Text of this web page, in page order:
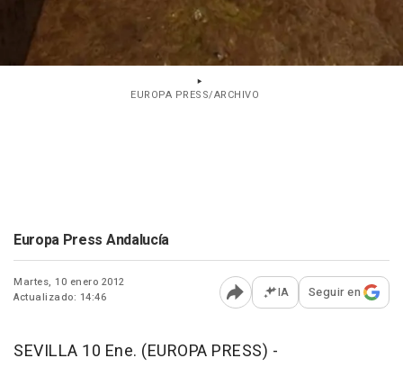
EUROPA PRESS/ARCHIVO
Europa Press Andalucía
Martes, 10 enero 2012
Actualizado: 14:46
Abrir opciones para
IA Seguir en
SEVILLA 10 Ene. (EUROPA PRESS) -